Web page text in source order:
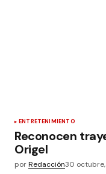
ENTRETENIMIENTO
Reconocen
Origel
porRedacción30 octubre,